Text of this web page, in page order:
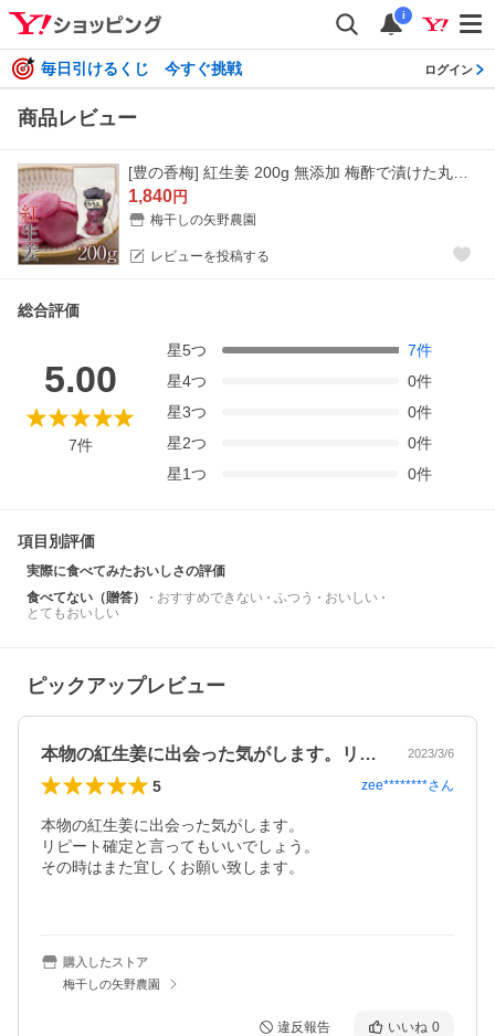
i
毎日引けるくじ 今すぐ挑戦 ログイン
商品レビュー
1,840円
梅干しの矢野農園
レビューを投稿する
総合評価
5.00
7件
星5つ 7件
星4つ 0件
星3つ 0件
星2つ 0件
星1つ 0件
項目別評価
実際に食べてみたおいしさの評価
食べてない（贈答）
おすすめできない ふつう
おいしい
とてもおいしい
ピックアップレビュー
本物の紅生姜に出会った気がします。リピ… 2023/3/6
5 zee********さん
本物の紅生姜に出会った気がします。
リピート確定と言ってもいいでしょう。
その時はまた宜しくお願い致します。
購入したストア
梅干しの矢野農園
違反報告 いいね 0